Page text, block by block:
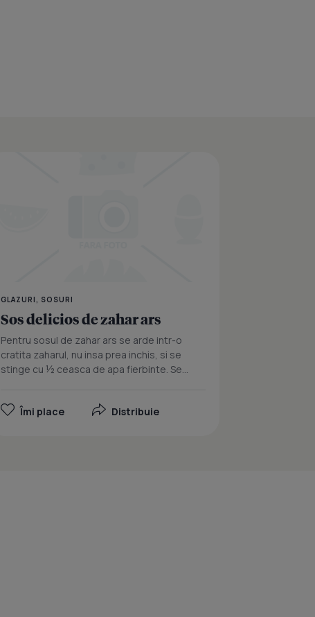
GLAZURI, SOSURI
Sos delicios de zahar ars
Pentru sosul de zahar ars se arde intr-o
cratita zaharul, nu insa prea inchis, si se
stinge cu ½ ceasca de apa fierbinte. Se...
Îmi place Distribuie